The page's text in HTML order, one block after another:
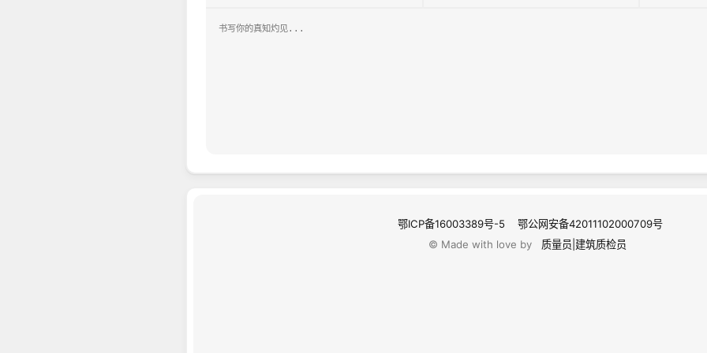
鄂ICP备16003389号-5
鄂公网安备42011102000709号
© Made with love by
质量员|建筑质检员